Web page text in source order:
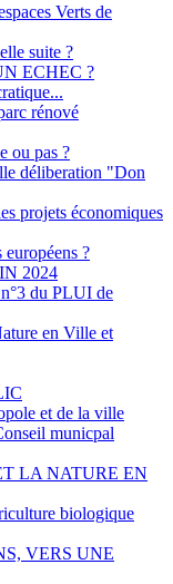
Verts de
suite ?
ECHEC ?
rénové
ou pas ?
déliberation "Don
projets économiques
?
2024
du PLUI de
en Ville et
et de la ville
municpal
LA NATURE EN
biologique
VERS UNE